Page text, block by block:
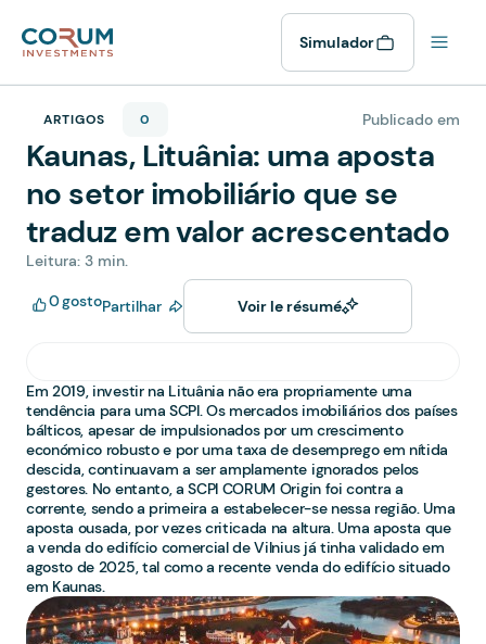
Simulador
ARTIGOS 0 Publicado em
Kaunas, Lituânia: uma aposta
no setor imobiliário que se
traduz em valor acrescentado
Leitura: 3 min.
0gostoPartilhar Voir le résumé
Em 2019, investir na Lituânia não era propriamente uma
tendência para uma SCPI. Os mercados imobiliários dos países
bálticos, apesar de impulsionados por um crescimento
económico robusto e por uma taxa de desemprego em nítida
descida, continuavam a ser amplamente ignorados pelos
gestores. No entanto, a SCPI CORUM Origin foi contra a
corrente, sendo a primeira a estabelecer-se nessa região. Uma
aposta ousada, por vezes criticada na altura. Uma aposta que
a venda do edifício comercial de Vilnius já tinha validado em
agosto de 2025, tal como a recente venda do edifício situado
em Kaunas.